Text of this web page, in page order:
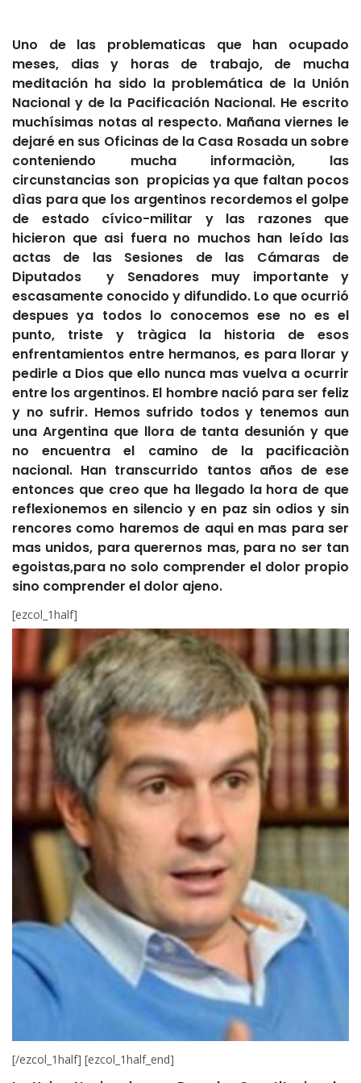
Uno de las problematicas que han ocupado
meses, dias y horas de trabajo, de mucha
meditación ha sido la problemática de la Unión
Nacional y de la Pacificación Nacional. He escrito
muchísimas notas al respecto. Mañana viernes le
dejaré en sus Oficinas de la Casa Rosada un sobre
conteniendo mucha informaciòn, las
circunstancias son propicias ya que faltan pocos
dìas para que los argentinos recordemos el golpe
de estado cívico-militar y las razones que
hicieron que asi fuera no muchos han leído las
actas de las Sesiones de las Cámaras de
Diputados y Senadores muy importante y
escasamente conocido y difundido. Lo que ocurrió
despues ya todos lo conocemos ese no es el
punto, triste y tràgica la historia de esos
enfrentamientos entre hermanos, es para llorar y
pedirle a Dios que ello nunca mas vuelva a ocurrir
entre los argentinos. El hombre nació para ser feliz
y no sufrir. Hemos sufrido todos y tenemos aun
una Argentina que llora de tanta desunión y que
no encuentra el camino de la pacificaciòn
nacional. Han transcurrido tantos años de ese
entonces que creo que ha llegado la hora de que
reflexionemos en silencio y en paz sin odios y sin
rencores como haremos de aqui en mas para ser
mas unidos, para querernos mas, para no ser tan
egoistas,para no solo comprender el dolor propio
sino comprender el dolor ajeno.
[ezcol_1half]
[/ezcol_1half] [ezcol_1half_end]